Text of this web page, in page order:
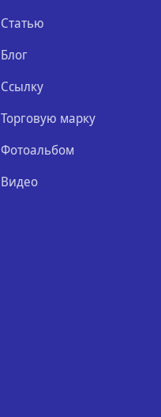
Статью
Блог
Ссылку
Торговую марку
Фотоальбом
Видео